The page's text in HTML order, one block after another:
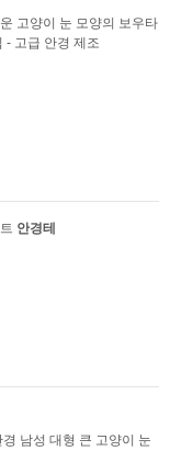
고양이 눈 모양의 보우타
- 고급 안경 제조
안경테
남성 대형 큰 고양이 눈